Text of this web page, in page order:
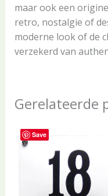
maar ook een
retro, nostalgie of
moderne look of de
verzekerd van
Gerelateerde
Save